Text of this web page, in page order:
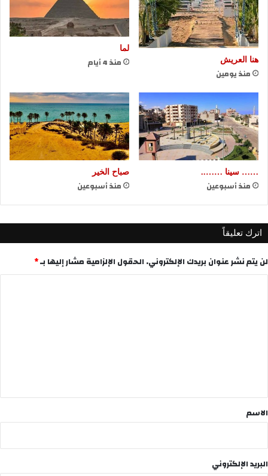
هنا العريش
منذ يومين
لما
منذ 4 أيام
…… سينا ……..
منذ أسبوعين
صباح الخير
منذ أسبوعين
اترك تعليقاً
لن يتم نشر عنوان بريدك الإلكتروني. الحقول الإلزامية مشار إليها بـ*
*
الاسم
البريد الإلكتروني